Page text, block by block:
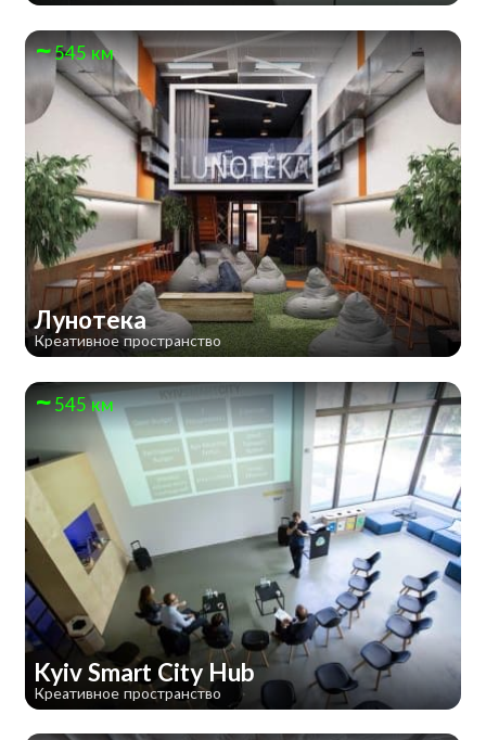
545 км
Лунотека
Креативное пространство
545 км
Kyiv Smart City Hub
Креативное пространство